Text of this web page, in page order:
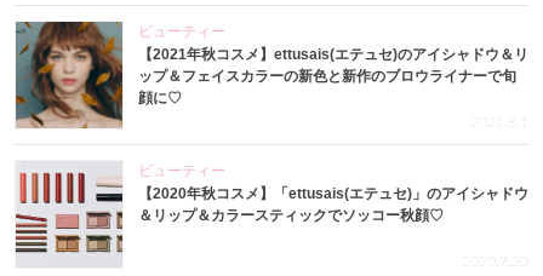
ビューティー
【2021年秋コスメ】ettusais(エテュセ)のアイシャドウ＆リ
ップ＆フェイスカラーの新色と新作のブロウライナーで旬
顔に♡
2021.8.1
ビューティー
【2020年秋コスメ】「ettusais(エテュセ)」のアイシャドウ
＆リップ＆カラースティックでソッコー秋顔♡